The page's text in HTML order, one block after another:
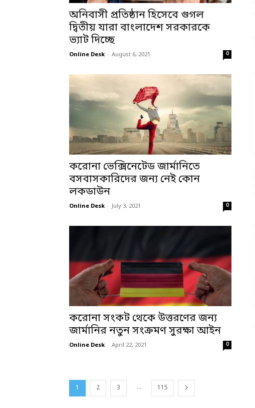
অনিবাসী প্রতিষ্ঠান হিসেবে গুগল
দ্বিতীয় যারা বাংলাদেশ সরকারকে
ভ্যাট দিচ্ছে
Online Desk - August 6, 2021 0
করোনা ভেক্সিনেটেড জার্মানিতে
বসবাসকারিদের জন্য নেই কোন
লকডাউন
Online Desk - July 3, 2021 0
করোনা সংকট থেকে উত্তরণের জন্য
জার্মানির নতুন সংক্রমণ সুরক্ষা আইন
Online Desk - April 22, 2021 0
1 2 3 ... 115